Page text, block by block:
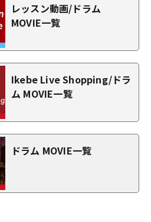
レッスン動画/ドラム
MOVIE一覧
Ikebe Live Shopping/ドラ
ム MOVIE一覧
ドラム MOVIE一覧